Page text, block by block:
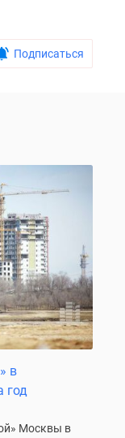
Подписаться
в
год
Москвы в